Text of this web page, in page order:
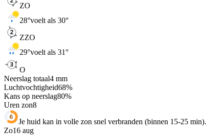
ZO
28°voelt als 30°
ZZO
29°voelt als 31°
O
Neerslag totaal4 mm
Luchtvochtigheid68%
Kans op neerslag80%
Uren zon8
Je huid kan in volle zon snel verbranden (binnen 15-25 min).
Zo16 aug